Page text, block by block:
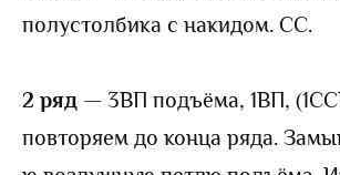
полустолбика с накидом. СС.
2 ряд — 3ВП подъёма, 1ВП,
повторяем до конца ряда.